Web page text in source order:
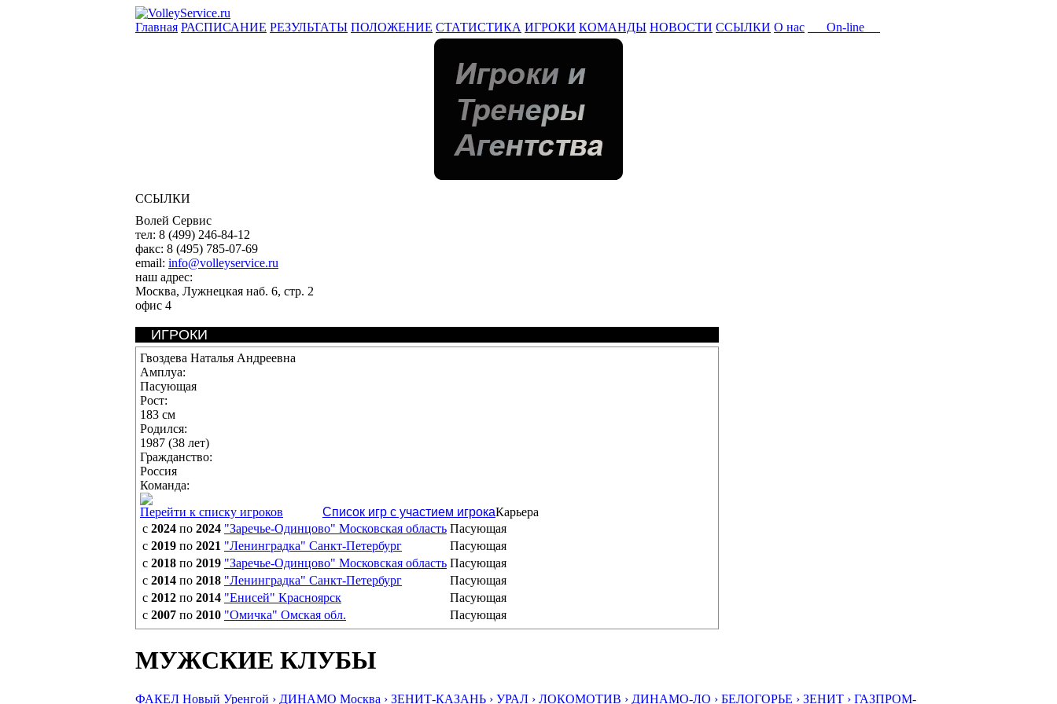
Главная РАСПИСАНИЕ РЕЗУЛЬТАТЫ ПОЛОЖЕНИЕ СТАТИСТИКА ИГРОКИ КОМАНДЫ НОВОСТИ ССЫЛКИ О нас On-line
ССЫЛКИ
Волей Сервис
тел: 8 (499) 246-84-12
факс: 8 (495) 785-07-69
email: info@volleyservice.ru
наш адрес:
Москва, Лужнецкая наб. 6, стр. 2
офис 4
ИГРОКИ
Гвоздева Наталья Андреевна
Амплуа:
Пасующая
Рост:
183 см
Родился:
1987 (38 лет)
Гражданство:
Россия
Команда:
Перейти к списку игроков
Список игр с участием игрокаКарьера
с 2024 по 2024 "Заречье-Одинцово" Московская область Пасующая
с 2019 по 2021 "Ленинградка" Санкт-Петербург
Пасующая
с 2018 по 2019 "Заречье-Одинцово" Московская область Пасующая
с 2014 по 2018 "Ленинградка" Санкт-Петербург
Пасующая
с 2012 по 2014 "Енисей" Красноярск
Пасующая
с 2007 по 2010 "Омичка" Омская обл. Пасующая
МУЖСКИЕ КЛУБЫ
ФАКЕЛ Новый Уренгой › ДИНАМО Москва › ЗЕНИТ-КАЗАНЬ › УРАЛ › ЛОКОМОТИВ › ДИНАМО-ЛО › БЕЛОГОРЬЕ › ЗЕНИТ › ГАЗПРОМ-